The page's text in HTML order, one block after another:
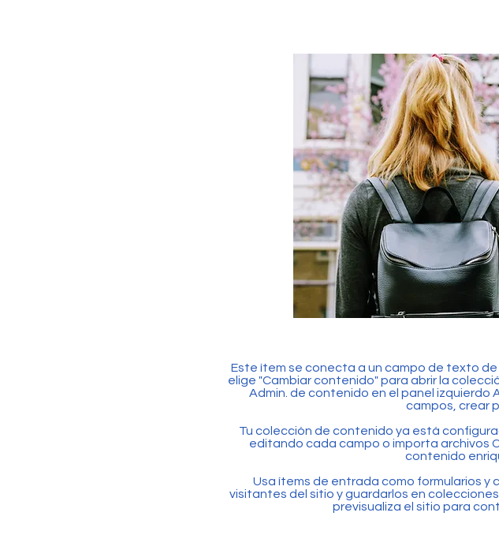
Este ítem se conecta a un campo de texto
elige "Cambiar contenido" para abrir la
Admin. de contenido en el panel izquierdo
campos, crear
Tu colección de contenido ya está
editando cada campo o importa archivos
contenido
Usa ítems de entrada como formularios y
visitantes del sitio y guardarlos en
previsualiza el sitio para